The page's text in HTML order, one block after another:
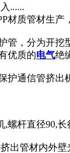
......
材质管材生产
管，分为开挖
优质的电气绝
护通信管挤出
螺杆直径90,长
出管材内外壁